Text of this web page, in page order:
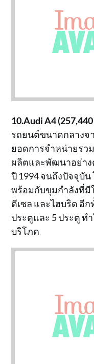
10.Audi A4
รถยนต์ขนาดกลางจ
ยอดการจำหน่ายรว
ผลิตและพัฒนาอย่าง
ปี 1994 จนถึงปัจจุบั
พร้อมกับขุมกำลังที่มี
ดีเซล และไฮบริด อี
ประตูและ 5 ประตู ท
บริโภค